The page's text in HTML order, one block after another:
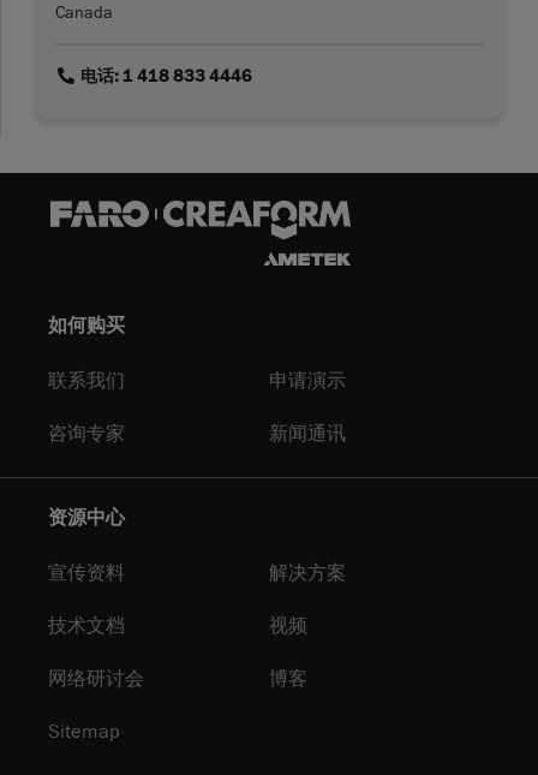
Canada
link电话: 1 418 833 4446
如何购买
联系我们 申请演示
咨询专家 新闻通讯
资源中心
宣传资料 解决方案
技术文档 视频
网络研讨会 博客
Sitemap